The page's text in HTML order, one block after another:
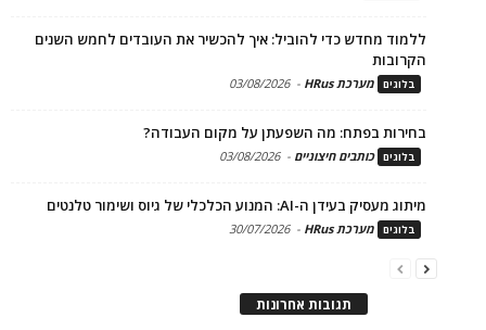
ללמוד מחדש כדי להוביל: איך להכשיר את העובדים לחמש השנים
הקרובות
בלוגים מערכת HRus -
03/08/2026
בחירות בפתח: מה השפעתן על מקום העבודה?
בלוגים כותבים חיצוניים -
03/08/2026
מיתוג מעסיק בעידן ה-AI: המנוע הכלכלי של גיוס ושימור טלנטים
בלוגים מערכת HRus -
30/07/2026
תגובות אחרונות